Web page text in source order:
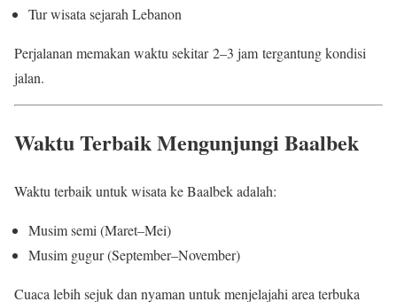
Tur wisata sejarah Lebanon
Perjalanan memakan waktu sekitar 2–3 jam tergantung kondisi
jalan.
Waktu Terbaik Mengunjungi Baalbek
Waktu terbaik untuk wisata ke Baalbek adalah:
Musim semi (Maret–Mei)
Musim gugur (September–November)
Cuaca lebih sejuk dan nyaman untuk menjelajahi area terbuka